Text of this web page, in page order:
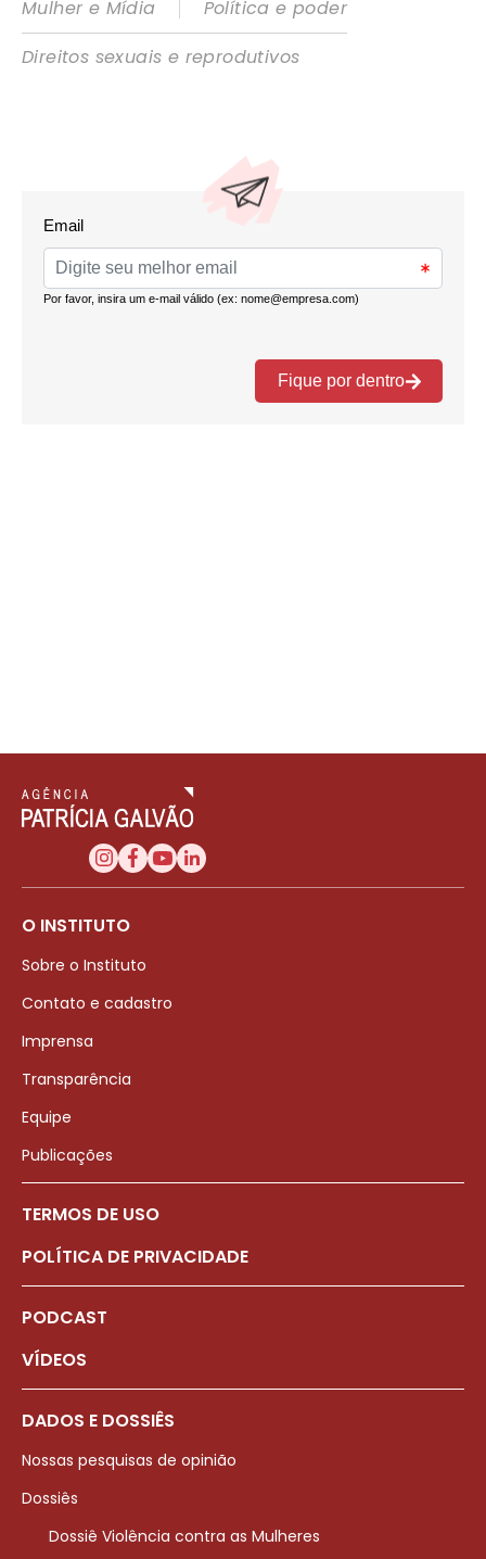
Mulher e Mídia
|
Política e poder
Direitos sexuais e reprodutivos
O INSTITUTO
Sobre o Instituto
Contato e cadastro
Imprensa
Transparência
Equipe
Publicações
TERMOS DE USO
POLÍTICA DE PRIVACIDADE
PODCAST
VÍDEOS
DADOS E DOSSIÊS
Nossas pesquisas de opinião
Dossiês
Dossiê Violência contra as Mulheres